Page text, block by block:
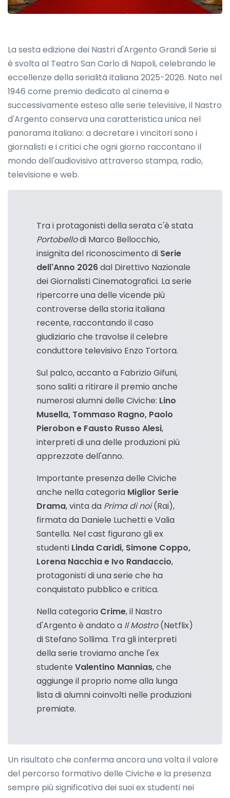
La sesta edizione dei Nastri d'Argento Grandi Serie si
è svolta al Teatro San Carlo di Napoli, celebrando le
eccellenze della serialità italiana 2025-2026. Nato nel
1946 come premio dedicato al cinema e
successivamente esteso alle serie televisive, il Nastro
d'Argento conserva una caratteristica unica nel
panorama italiano: a decretare i vincitori sono i
giornalisti e i critici che ogni giorno raccontano il
mondo dell'audiovisivo attraverso stampa, radio,
televisione e web.
Tra i protagonisti della serata c'è stata
Portobellodi Marco Bellocchio,
insignita del riconoscimento di Serie
dell'Anno 2026dal Direttivo Nazionale
dei Giornalisti Cinematografici. La serie
ripercorre una delle vicende più
controverse della storia italiana
recente, raccontando il caso
giudiziario che travolse il celebre
conduttore televisivo Enzo Tortora.
Sul palco, accanto a Fabrizio Gifuni,
sono saliti a ritirare il premio anche
numerosi alumni delle Civiche: Lino
Musella, Tommaso Ragno, Paolo
Pierobon e Fausto Russo Alesi,
interpreti di una delle produzioni più
apprezzate dell'anno.
Importante presenza delle Civiche
anche nella categoria Miglior Serie
Drama, vinta da Prima di noi(Rai),
firmata da Daniele Luchetti e Valia
Santella. Nel cast figurano gli ex
studenti Linda Caridi, Simone Coppo,
Lorena Nacchia e Ivo Randaccio,
protagonisti di una serie che ha
conquistato pubblico e critica.
Nella categoria Crime, il Nastro
d'Argento è andato a Il Mostro(Netflix)
di Stefano Sollima. Tra gli interpreti
della serie troviamo anche l'ex
studente Valentino Mannias, che
aggiunge il proprio nome alla lunga
lista di alumni coinvolti nelle produzioni
premiate.
Un risultato che conferma ancora una volta il valore
del percorso formativo delle Civiche e la presenza
sempre più significativa dei suoi ex studenti nei